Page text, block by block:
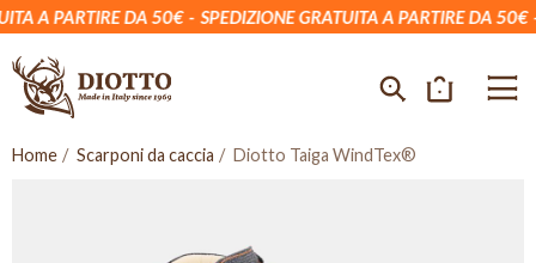
A PARTIRE DA 50€ SPEDIZIONE GRATUITA A PARTIRE DA 50€
Home Scarponi da caccia Diotto Taiga WindTex®